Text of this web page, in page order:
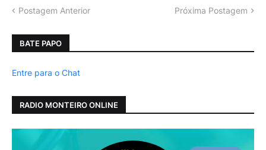
Postagem Anterior Próxima Postagem
BATE PAPO
Entre para o Chat
RADIO MONTEIRO ONLINE